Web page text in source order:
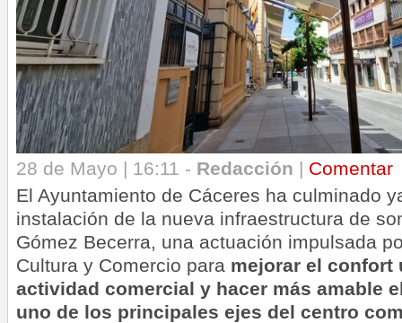
28 de Mayo | 16:11 - Redacción | Comentar
El Ayuntamiento de Cáceres ha culminado
instalación de la nueva infraestructura de
Gómez Becerra, una actuación impulsada
Cultura y Comercio para mejorar el confort
actividad comercial y hacer más amable
uno de los principales ejes del centro